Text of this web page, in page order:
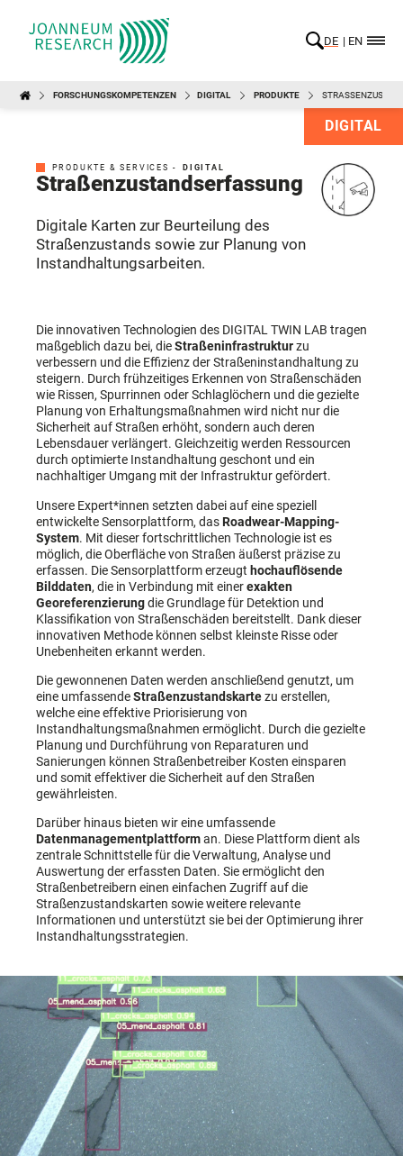
DE EN
FORSCHUNGSKOMPETENZEN DIGITAL PRODUKTE
DIGITAL
PRODUKTE & SERVICES - DIGITAL
Straßenzustandserfassung
Digitale Karten zur Beurteilung des
Straßenzustands sowie zur Planung von
Instandhaltungsarbeiten.
Die innovativen Technologien des DIGITAL TWIN LAB tragen
maßgeblich dazu bei, dieStraßeninfrastrukturzu
verbessern und die Effizienz der Straßeninstandhaltung zu
steigern. Durch frühzeitiges Erkennen von Straßenschäden
wie Rissen, Spurrinnen oder Schlaglöchern und die gezielte
Planung von Erhaltungsmaßnahmen wird nicht nur die
Sicherheit auf Straßen erhöht, sondern auch deren
Lebensdauer verlängert. Gleichzeitig werden Ressourcen
durch optimierte Instandhaltung geschont und ein
nachhaltiger Umgang mit der Infrastruktur gefördert.
Unsere Expert*innen setzten dabei auf eine speziell
entwickelte Sensorplattform, dasRoadwear-Mapping-
System. Mit dieser fortschrittlichen Technologie ist es
möglich, die Oberfläche von Straßen äußerst präzise zu
erfassen. Die Sensorplattform erzeugt hochauflösende
Bilddaten, die in Verbindung mit einerexakten
Georeferenzierungdie Grundlage für Detektion und
Klassifikation von Straßenschäden bereitstellt. Dank dieser
innovativen Methode können selbst kleinste Risse oder
Unebenheiten erkannt werden.
Die gewonnenen Daten werden anschließend genutzt, um
eine umfassendeStraßenzustandskartezu erstellen,
welche eine effektive Priorisierung von
Instandhaltungsmaßnahmen ermöglicht. Durch die gezielte
Planung und Durchführung von Reparaturen und
Sanierungen können Straßenbetreiber Kosten einsparen
und somit effektiver die Sicherheit auf den Straßen
gewährleisten.
Darüber hinaus bieten wir eine umfassende
Datenmanagementplattforman. Diese Plattform dient als
zentrale Schnittstelle für die Verwaltung, Analyse und
Auswertung der erfassten Daten. Sie ermöglicht den
Straßenbetreibern einen einfachen Zugriff auf die
Straßenzustandskarten sowie weitere relevante
Informationen und unterstützt sie bei der Optimierung ihrer
Instandhaltungsstrategien.